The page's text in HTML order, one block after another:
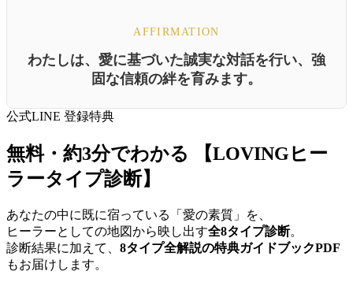
AFFIRMATION
わたしは、愛に基づいた誠実な対話を行い、強
固な信頼の絆を育みます。
公式LINE 登録特典
無料・約3分でわかる
【LOVINGヒー
ラータイプ診断】
あなたの中に既に宿っている「愛の素質」を、
ヒーラーとしての地図から映し出す全8タイプ診断。
診断結果に加えて、 8タイプ全解説の特典ガイドブックPDF
もお届けします。